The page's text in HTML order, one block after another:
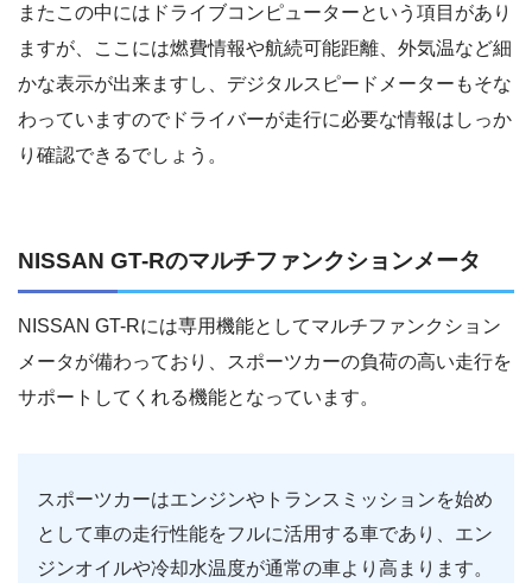
またこの中にはドライブコンピューターという項目があり
ますが、ここには燃費情報や航続可能距離、外気温など細
かな表示が出来ますし、デジタルスピードメーターもそな
わっていますのでドライバーが走行に必要な情報はしっか
り確認できるでしょう。
NISSAN GT-Rのマルチファンクションメータ
NISSAN GT-Rには専用機能としてマルチファンクション
メータが備わっており、スポーツカーの負荷の高い走行を
サポートしてくれる機能となっています。
スポーツカーはエンジンやトランスミッションを始め
として車の走行性能をフルに活用する車であり、エン
ジンオイルや冷却水温度が通常の車より高まります。